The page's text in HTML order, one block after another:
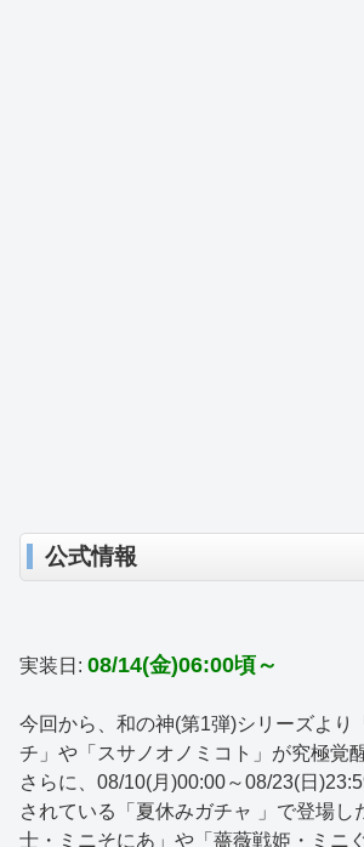
公式情報
実装日: 08/14(金)06:00頃～
今回から、和の神(第1弾)シリーズより
チ」や「スサノオノミコト」が究極覚
さらに、08/10(月)00:00～08/23(日
されている「夏休みガチャ 」で登場し
士・ミニそにあ」や「薔薇戦姫・ミニ